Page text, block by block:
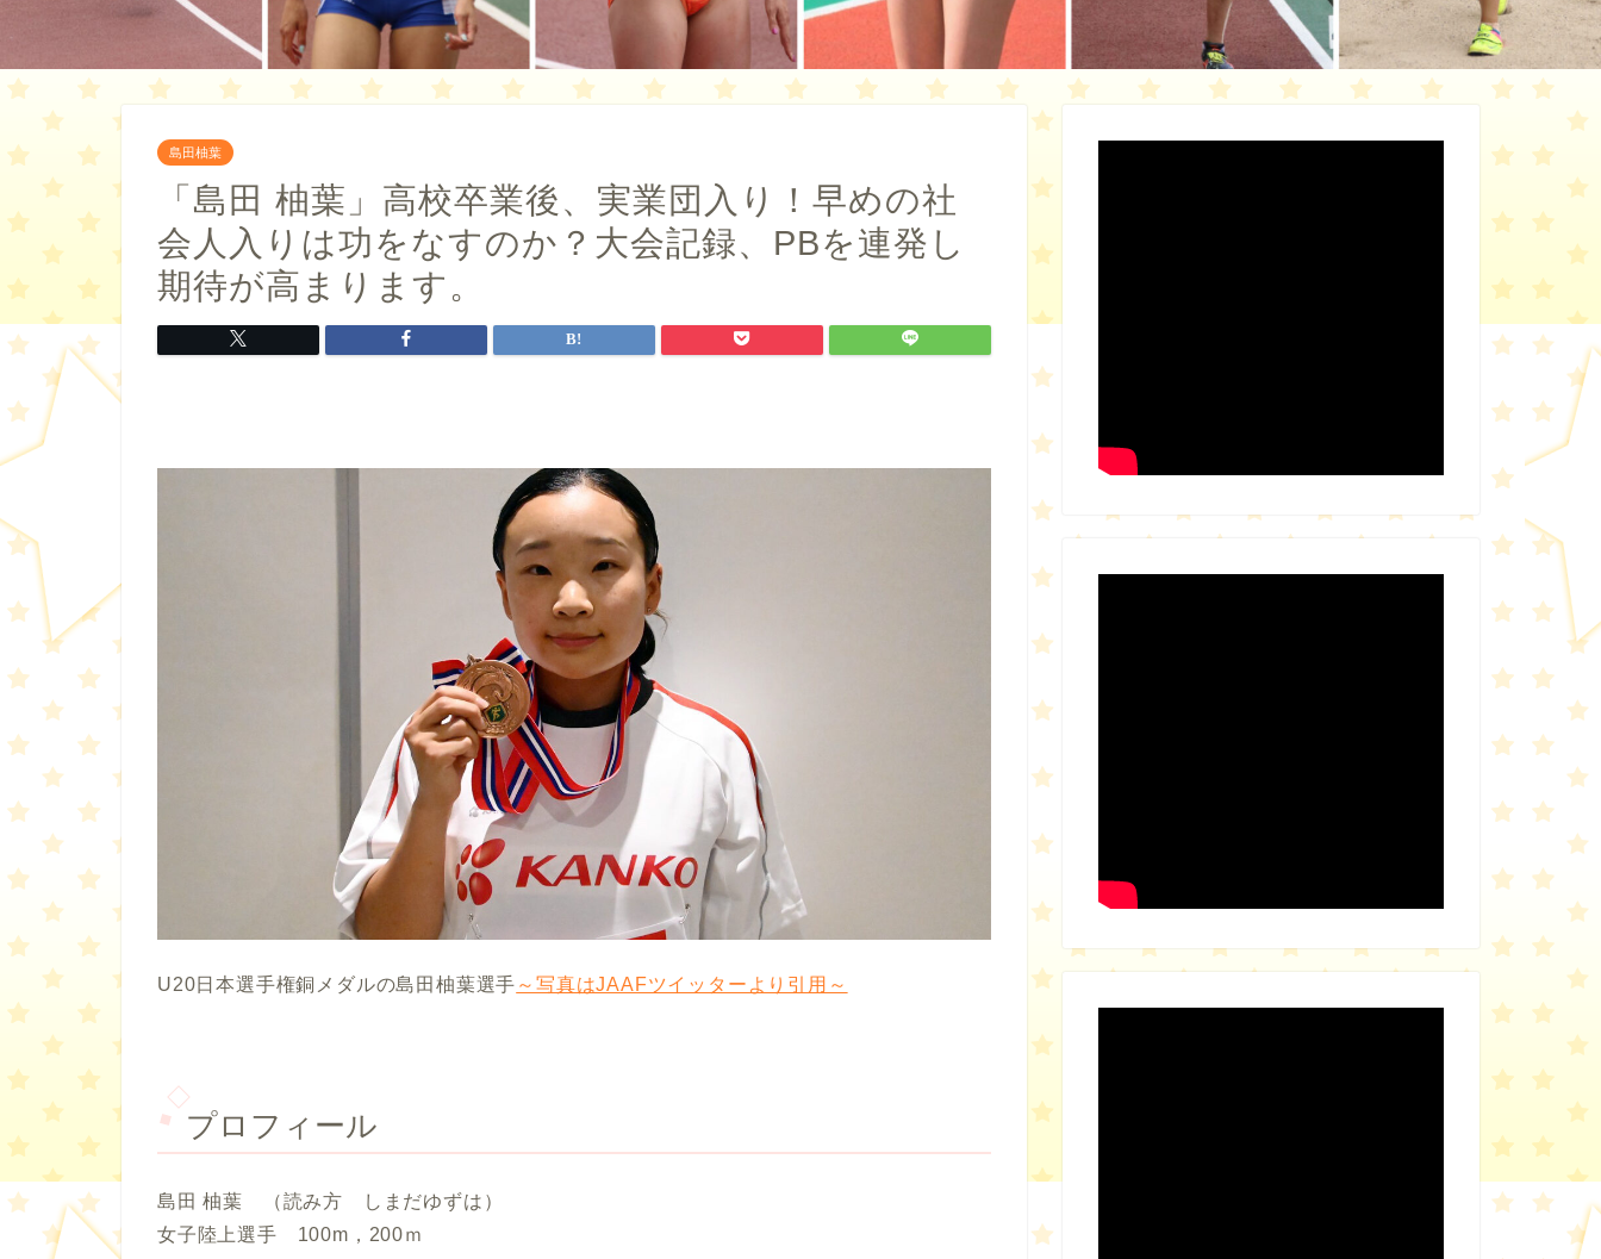
島田柚葉
「島田 柚葉」高校卒業後、実業団入り！早めの社
会人入りは功をなすのか？大会記録、PBを連発し
期待が高まります。
U20日本選手権銅メダルの島田柚葉選手 ～写真はJAAFツイッターより引用～
プロフィール
島田 柚葉 （読み方 しまだゆずは）
女子陸上選手 100m，200ｍ